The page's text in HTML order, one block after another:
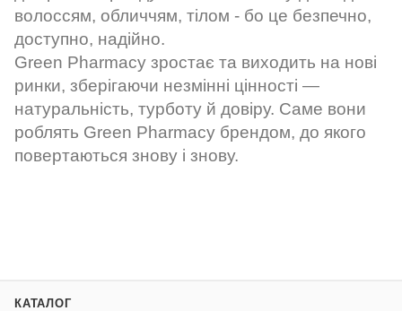
волоссям, обличчям, тілом - бо це безпечно,
доступно, надійно.
Green Pharmacy зростає та виходить на нові
ринки, зберігаючи незмінні цінності —
натуральність, турботу й довіру. Саме вони
роблять Green Pharmacy брендом, до якого
повертаються знову і знову.
КАТАЛОГ